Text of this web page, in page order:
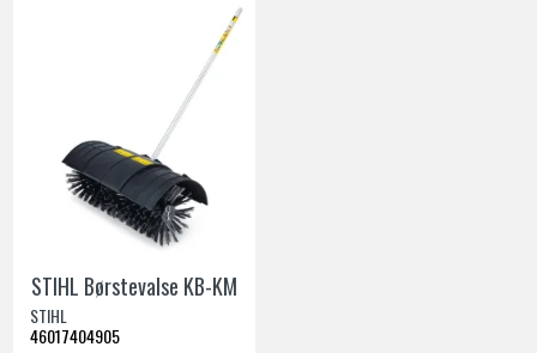
STIHL Børstevalse KB-KM
STIHL
46017404905